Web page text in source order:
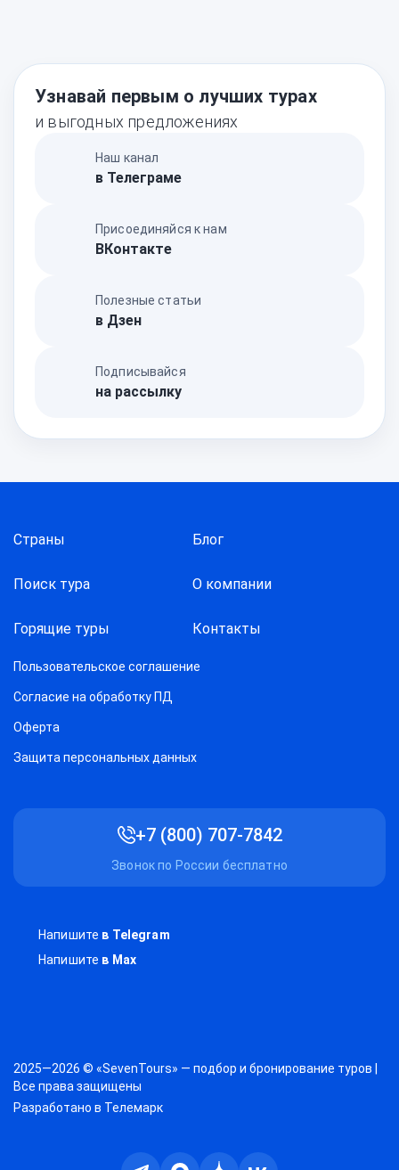
Узнавай первым о лучших турах
и выгодных предложениях
Наш канал
в Телеграме
Присоединяйся к нам
ВКонтакте
Полезные статьи
в Дзен
Подписывайся
на рассылку
Страны
Поиск тура
Горящие туры
Блог
О компании
Контакты
Пользовательское соглашение
Согласие на обработку ПД
Оферта
Защитa персональных данных
+7 (800) 707-7842
Звонок по России бесплатно
Напишите в Telegram
Напишите в Max
2025—2026 © «SevenTours» — подбор и бронирование туров |
Все права защищены
Разработано в Телемарк
Телеграм
Max Дзен ВКонтакте